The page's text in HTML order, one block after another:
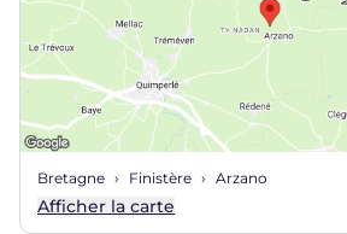
Bretagne Finistère Arzano
Afficher la carte